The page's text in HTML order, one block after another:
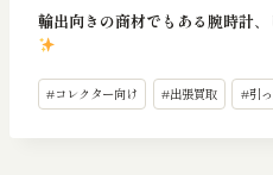
輸出向きの商材でもある腕時計
投
稿
#コレクター向け #出張買取 #引